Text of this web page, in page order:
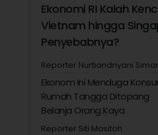
Ekonomi RI Kalah
Vietnam hingga
Penyebabnya?
Reporter Nurtiandriyani
Ekonom Ini Menduga
Rumah Tangga Ditopang
Belanja Orang Kaya
Reporter Siti Masitoh